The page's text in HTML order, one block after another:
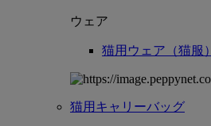
ウェア
猫用ウェア（猫服）
猫用キャリーバッグ